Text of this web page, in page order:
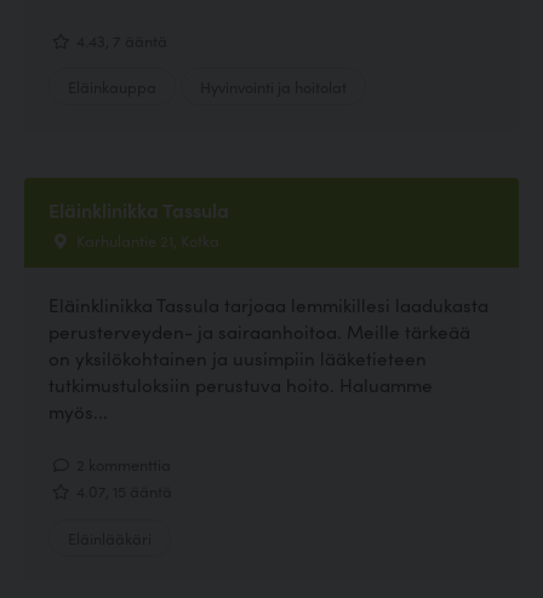
Eläinklinikka Tassula
Karhulantie 21, Kotka
Eläinklinikka Tassula tarjoaa lemmikillesi laadukasta
perusterveyden- ja sairaanhoitoa. Meille tärkeää
on yksilökohtainen ja uusimpiin lääketieteen
tutkimustuloksiin perustuva hoito. Haluamme
myös...